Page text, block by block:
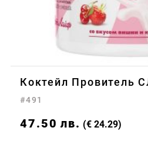
Коктейл Провитель
#491
47.50 лв. (€ 24.29)